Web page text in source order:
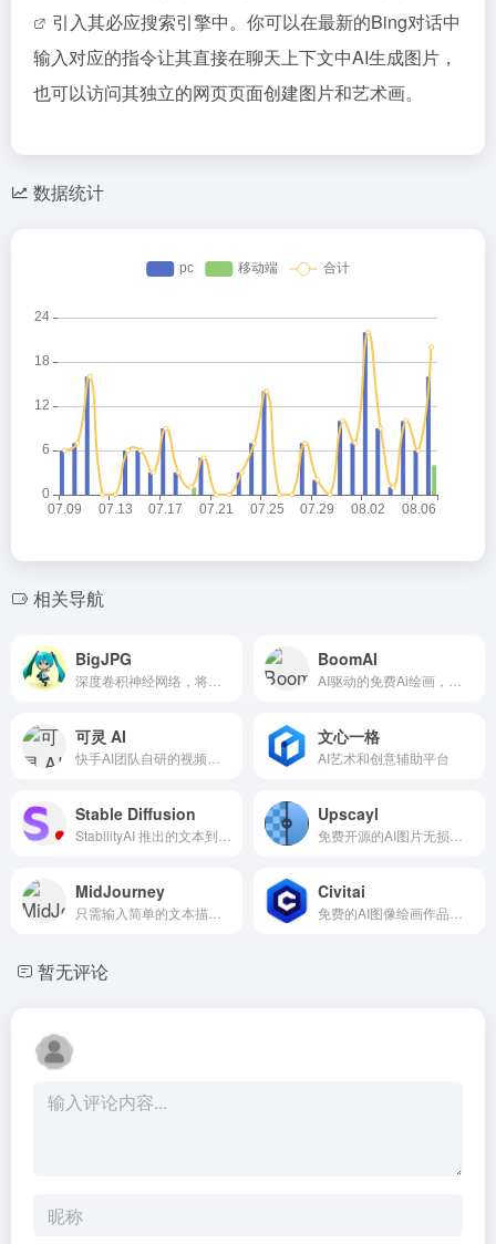
引入其必应搜索引擎中。你可以在最新的Bing对话中
输入对应的指令让其直接在聊天上下文中AI生成图片，
也可以访问其独立的网页页面创建图片和艺术画。
数据统计
相关导航
BigJPG BoomAI
可灵 AI 文心一格
AI艺术和创意辅助平台
Stable Diffusion Upscayl
MidJourney Civitai
暂无评论